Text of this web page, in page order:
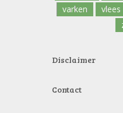
varken
vlees
Disclaimer
Contact